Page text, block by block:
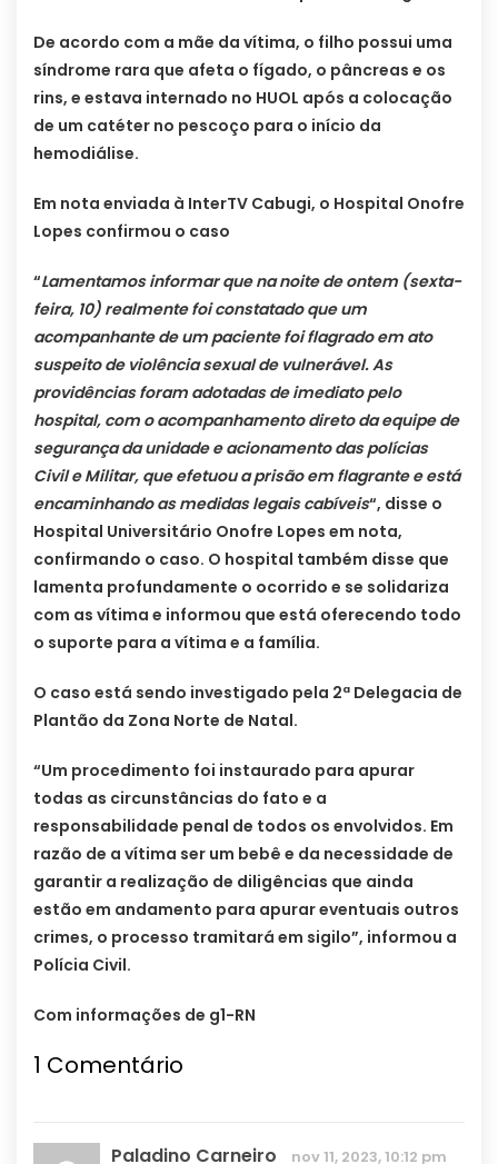
De acordo com a mãe da vítima, o filho possui uma
síndrome rara que afeta o fígado, o pâncreas e os
rins, e estava internado no HUOL após a colocação
de um catéter no pescoço para o início da
hemodiálise.
Em nota enviada à InterTV Cabugi, o Hospital Onofre
Lopes confirmou o caso
“Lamentamos informar que na noite de ontem (sexta-
feira, 10) realmente foi constatado que um
acompanhante de um paciente foi flagrado em ato
suspeito de violência sexual de vulnerável. As
providências foram adotadas de imediato pelo
hospital, com o acompanhamento direto da equipe de
segurança da unidade e acionamento das polícias
Civil e Militar, que efetuou a prisão em flagrante e está
encaminhando as medidas legais cabíveis“, disse o
Hospital Universitário Onofre Lopes em nota,
confirmando o caso. O hospital também disse que
lamenta profundamente o ocorrido e se solidariza
com as vítima e informou que está oferecendo todo
o suporte para a vítima e a família.
O caso está sendo investigado pela 2ª Delegacia de
Plantão da Zona Norte de Natal.
“Um procedimento foi instaurado para apurar
todas as circunstâncias do fato e a
responsabilidade penal de todos os envolvidos. Em
razão de a vítima ser um bebê e da necessidade de
garantir a realização de diligências que ainda
estão em andamento para apurar eventuais outros
crimes, o processo tramitará em sigilo”, informou a
Polícia Civil.
Com informações de g1-RN
1 Comentário
Paladino Carneiro nov 11, 2023, 10:12 pm